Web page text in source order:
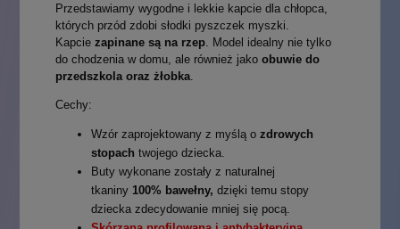
Przedstawiamy wygodne i lekkie kapcie dla chłopca,
których przód zdobi słodki pyszczek myszki.
Kapciezapinane są na rzep . Model idealny nie tylko
do chodzenia w domu, ale również jakoobuwie do
przedszkola oraz żłobka
Cechy:
Wzór zaprojektowany z myślą ozdrowych
stopach twojego dziecka.
Buty wykonane zostały z naturalnej
tkaniny 100% bawełny, dzięki temu stopy
dziecka zdecydowanie mniej się pocą.